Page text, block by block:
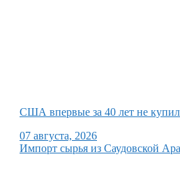
США впервые за 40 лет не
07 августа, 2026
Импорт сырья из Саудовской